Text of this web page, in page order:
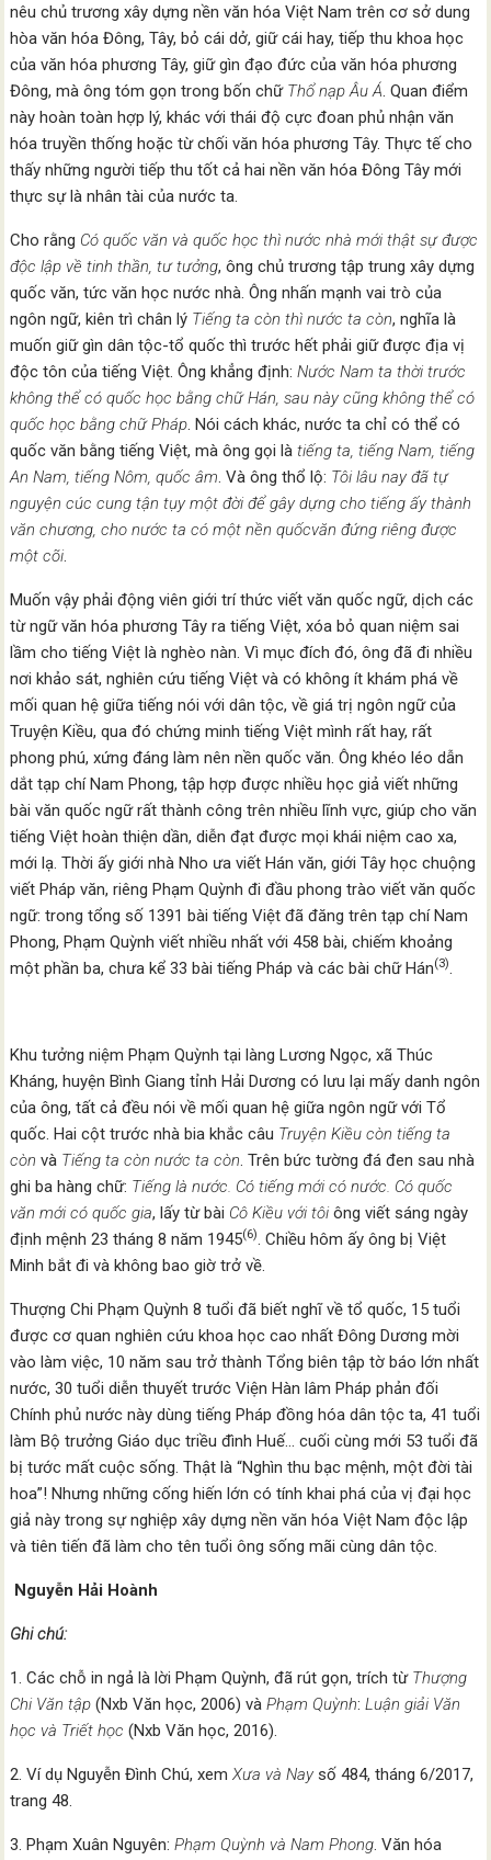
nêu chủ trương xây dựng nền văn hóa Việt Nam trên cơ sở dung
hòa văn hóa Đông, Tây, bỏ cái dở, giữ cái hay, tiếp thu khoa học
của văn hóa phương Tây, giữ gìn đạo đức của văn hóa phương
Đông, mà ông tóm gọn trong bốn chữ Thổ nạp Âu Á. Quan điểm
này hoàn toàn hợp lý, khác với thái độ cực đoan phủ nhận văn
hóa truyền thống hoặc từ chối văn hóa phương Tây. Thực tế cho
thấy những người tiếp thu tốt cả hai nền văn hóa Đông Tây mới
thực sự là nhân tài của nước ta.
Cho rằng Có quốc văn và quốc học thì nước nhà mới thật sự được
độc lập về tinh thần, tư tưởng, ông chủ trương tập trung xây dựng
quốc văn, tức văn học nước nhà. Ông nhấn mạnh vai trò của
ngôn ngữ, kiên trì chân lý Tiếng ta còn thì nước ta còn, nghĩa là
muốn giữ gìn dân tộc-tổ quốc thì trước hết phải giữ được địa vị
độc tôn của tiếng Việt. Ông khẳng định:Nước Nam ta thời trước
không thể có quốc học bằng chữ Hán, sau này cũng không thể có
quốc học bằng chữ Pháp. Nói cách khác, nước ta chỉ có thể có
quốc văn bằng tiếng Việt, mà ông gọi làtiếng ta, tiếng Nam, tiếng
An Nam, tiếng Nôm, quốc âm. Và ông thổ lộ: Tôi lâu nay đã tự
nguyện cúc cung tận tụy một đời để gây dựng cho tiếng ấy thành
văn chương, cho nước ta có một nền quốcvăn đứng riêng được
một cõi.
Muốn vậy phải động viên giới trí thức viết văn quốc ngữ, dịch các
từ ngữ văn hóa phương Tây ra tiếng Việt, xóa bỏ quan niệm sai
lầm cho tiếng Việt là nghèo nàn. Vì mục đích đó, ông đã đi nhiều
nơi khảo sát, nghiên cứu tiếng Việt và có không ít khám phá về
mối quan hệ giữa tiếng nói với dân tộc, về giá trị ngôn ngữ của
Truyện Kiều, qua đó chứng minh tiếng Việt mình rất hay, rất
phong phú, xứng đáng làm nên nền quốc văn. Ông khéo léo dẫn
dắt tạp chí Nam Phong, tập hợp được nhiều học giả viết những
bài văn quốc ngữ rất thành công trên nhiều lĩnh vực, giúp cho văn
tiếng Việt hoàn thiện dần, diễn đạt được mọi khái niệm cao xa,
mới lạ. Thời ấy giới nhà Nho ưa viết Hán văn, giới Tây học chuộng
viết Pháp văn, riêng Phạm Quỳnh đi đầu phong trào viết văn quốc
ngữ: trong tổng số 1391 bài tiếng Việt đã đăng trên tạp chí Nam
Phong, Phạm Quỳnh viết nhiều nhất với 458 bài, chiếm khoảng
một phần ba, chưa kể 33 bài tiếng Pháp và các bài chữ Hán(3).
Khu tưởng niệm Phạm Quỳnh tại làng Lương Ngọc, xã Thúc
Kháng, huyện Bình Giang tỉnh Hải Dương có lưu lại mấy danh ngôn
của ông, tất cả đều nói về mối quan hệ giữa ngôn ngữ với Tổ
quốc. Hai cột trước nhà bia khắc câu Truyện Kiều còn tiếng ta
còn và Tiếng ta còn nước ta còn. Trên bức tường đá đen sau nhà
ghi ba hàng chữ: Tiếng là nước. Có tiếng mới có nước. Có quốc
văn mới có quốc gia, lấy từ bài Cô Kiều với tôi ông viết sáng ngày
định mệnh 23 tháng 8 năm 1945(6). Chiều hôm ấy ông bị Việt
Minh bắt đi và không bao giờ trở về.
Thượng Chi Phạm Quỳnh 8 tuổi đã biết nghĩ về tổ quốc, 15 tuổi
được cơ quan nghiên cứu khoa học cao nhất Đông Dương mời
vào làm việc, 10 năm sau trở thành Tổng biên tập tờ báo lớn nhất
nước, 30 tuổi diễn thuyết trước Viện Hàn lâm Pháp phản đối
Chính phủ nước này dùng tiếng Pháp đồng hóa dân tộc ta, 41 tuổi
làm Bộ trưởng Giáo dục triều đình Huế… cuối cùng mới 53 tuổi đã
bị tước mất cuộc sống. Thật là “Nghìn thu bạc mệnh, một đời tài
hoa”! Nhưng những cống hiến lớn có tính khai phá của vị đại học
giả này trong sự nghiệp xây dựng nền văn hóa Việt Nam độc lập
và tiên tiến đã làm cho tên tuổi ông sống mãi cùng dân tộc.
Nguyễn Hải Hoành
Ghi chú:
1. Các chỗ in ngả là lời Phạm Quỳnh, đã rút gọn, trích từ Thượng
Chi Văn tập (Nxb Văn học, 2006) vàPhạm Quỳnh:Luận giải Văn
học và Triết học (Nxb Văn học, 2016).
2. Ví dụ Nguyễn Đình Chú, xemXưa và Nay số 484, tháng 6/2017,
trang 48.
3. Phạm Xuân Nguyên:Phạm Quỳnh và Nam Phong. Văn hóa